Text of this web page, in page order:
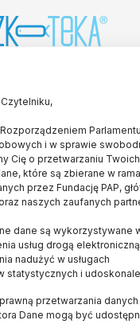
i w sprawie
Cię o przetwarzaniu
które są zbierane w
przez Fundację PAP,
naszych zaufanych
dane są wykorzystywane
usług drogą elektroniczną
nadużyć w usługach
statystycznych i
przetwarzania
Dane mogą być